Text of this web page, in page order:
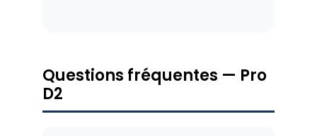
Questions fréquentes — Pro
D2